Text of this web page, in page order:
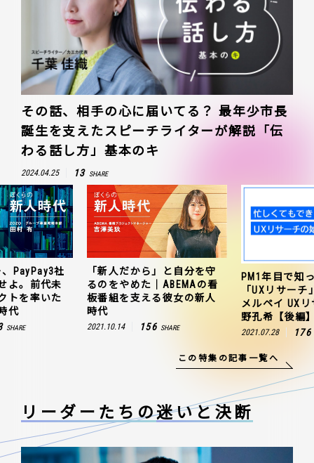
その話、相手の心に届いてる？ 最年少市長
誕生を支えたスピーチライターが解説「伝
わる話し方」基本のキ
2024.04.25 13 SHARE
PayPay3社
よ。前代未
トを率いた
代
SHARE
「新人だから」と自分を守
るのをやめた｜ABEMAの看
板番組を支える彼女の新人
時代
2021.10.14 156 SHARE
PM1年目で知
「UXリサー
メルペイ UX
野孔希【後編
2021.07.28 176
この特集の記事一覧へ
リーダーたちの迷いと決断